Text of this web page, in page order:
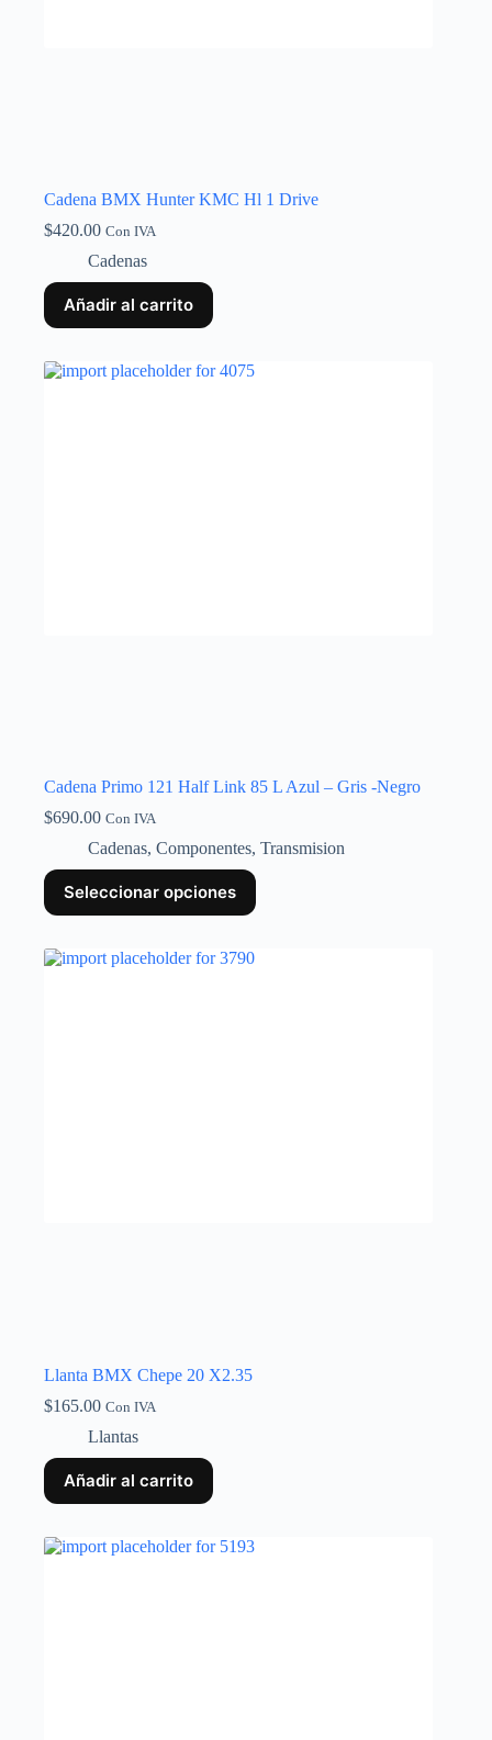
Cadena BMX Hunter KMC Hl 1 Drive
$420.00 Con IVA
Cadenas
Añadir al carrito
Cadena Primo 121 Half Link 85 L Azul – Gris -Negro
$690.00 Con IVA
Cadenas, Componentes, Transmision
Seleccionar opciones
Llanta BMX Chepe 20 X2.35
$165.00 Con IVA
Llantas
Añadir al carrito